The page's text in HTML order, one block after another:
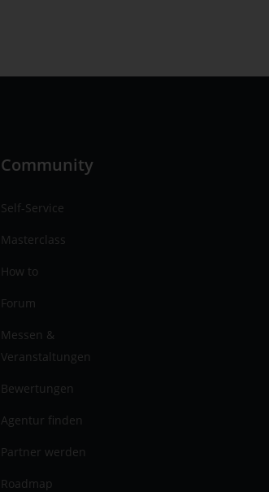
Community
Self-Service
Masterclass
How to
Forum
Messen &
Veranstaltungen
Bewertungen
Agentur finden
Partner werden
Roadmap